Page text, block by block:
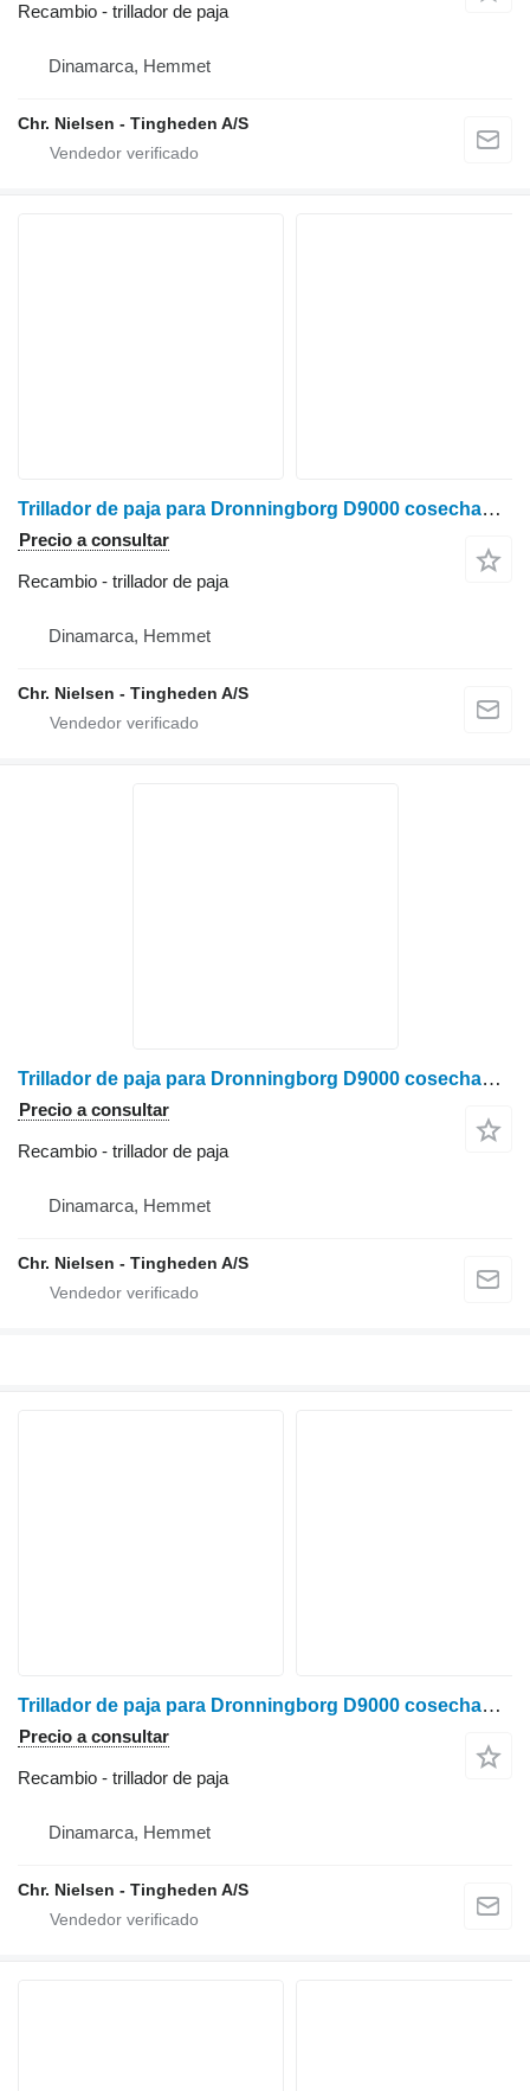
Recambio - trillador de paja
Dinamarca, Hemmet
Chr. Nielsen - Tingheden A/S
Trillador de paja para Dronningborg D9000 cosechadora de cereales
Precio a consultar
Recambio - trillador de paja
Dinamarca, Hemmet
Chr. Nielsen - Tingheden A/S
Trillador de paja para Dronningborg D9000 cosechadora de cereales
Precio a consultar
Recambio - trillador de paja
Dinamarca, Hemmet
Chr. Nielsen - Tingheden A/S
Trillador de paja para Dronningborg D9000 cosechadora de cereales
Precio a consultar
Recambio - trillador de paja
Dinamarca, Hemmet
Chr. Nielsen - Tingheden A/S